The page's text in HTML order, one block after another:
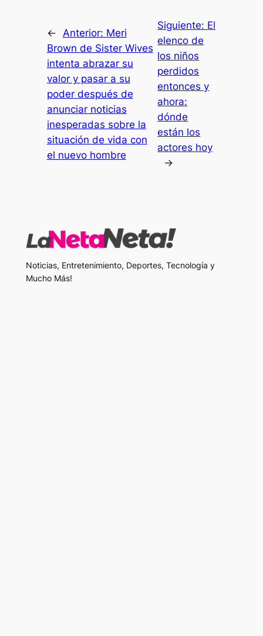
← Anterior: Meri
Brown de Sister Wives
intenta abrazar su
valor y pasar a su
poder después de
anunciar noticias
inesperadas sobre la
situación de vida con
el nuevo hombre
Siguiente: El
elenco de
los niños
perdidos
entonces y
ahora:
dónde
están los
actores hoy
→
Noticias, Entretenimiento, Deportes, Tecnología y
Mucho Más!